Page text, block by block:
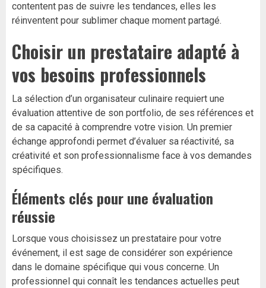
contentent pas de suivre les tendances, elles les
réinventent pour sublimer chaque moment partagé.
Choisir un prestataire adapté à
vos besoins professionnels
La sélection d’un organisateur culinaire requiert une
évaluation attentive de son portfolio, de ses références et
de sa capacité à comprendre votre vision. Un premier
échange approfondi permet d’évaluer sa réactivité, sa
créativité et son professionnalisme face à vos demandes
spécifiques.
Éléments clés pour une évaluation
réussie
Lorsque vous choisissez un prestataire pour votre
événement, il est sage de considérer son expérience
dans le domaine spécifique qui vous concerne. Un
professionnel qui connaît les tendances actuelles peut